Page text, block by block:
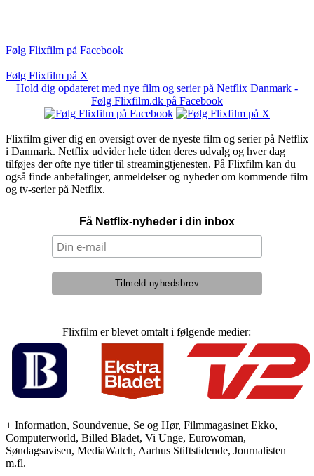
Følg Flixfilm på Facebook
Følg Flixfilm på X
Hold dig opdateret med nye film og serier på Netflix Danmark -
Følg Flixfilm.dk på Facebook
Flixfilm giver dig en oversigt over de nyeste film og serier på Netflix
i Danmark. Netflix udvider hele tiden deres udvalg og hver dag
tilføjes der ofte nye titler til streamingtjenesten. På Flixfilm kan du
også finde anbefalinger, anmeldelser og nyheder om kommende film
og tv-serier på Netflix.
Få Netflix-nyheder i din inbox
Flixfilm er blevet omtalt i følgende medier:
+ Information, Soundvenue, Se og Hør, Filmmagasinet Ekko,
Computerworld, Billed Bladet, Vi Unge, Eurowoman,
Søndagsavisen, MediaWatch, Aarhus Stiftstidende, Journalisten
m.fl.